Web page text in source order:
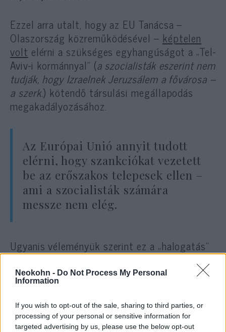
Neokohn - Do Not Process My Personal
Information
If you wish to opt-out of the sale, sharing to third parties, or
processing of your personal or sensitive information for
targeted advertising by us, please use the below opt-out
Ezzel arra utalt, hogy az EU Tanácsa –
Olaszország közreműködésével – képtelen
volt elérni a szükséges egyhangúságot a „Tel-
Aviv-i kormánnyal” (a szocialisták eszerint nem
tudják, hogy Izraelnek Jeruzsálem a fővárosa –
a szerk.) kötendő társulási megállapodás
megakadályozásához.
Az Európai Unió annyit tudott
elérni, hogy szankciókat vezetett
be az erőszakos telepesek ellen –
ami a szocialisták számára
messze nem elég.
Ugyanis véleményük szerint ez a „halogatás”
lehetővé teszi Izrael számára, hogy a
nemzetközi és a humanitárius jog felett állva
cselekedjen, ez a helyzet pedig „már nem
tűrhető”, legalábbis az Európai Parlament
egyes tagjai számára.